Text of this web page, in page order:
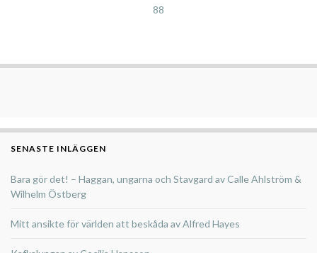
88
SENASTE INLÄGGEN
Bara gör det! – Haggan, ungarna och Stavgard av Calle Ahlström &
Wilhelm Östberg
Mitt ansikte för världen att beskåda av Alfred Hayes